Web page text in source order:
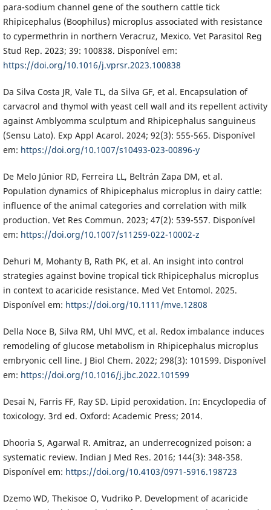
para-sodium channel gene of the southern cattle tick
Rhipicephalus (Boophilus) microplus associated with resistance
to cypermethrin in northern Veracruz, Mexico. Vet Parasitol Reg
Stud Rep. 2023; 39: 100838. Disponível em:
https://doi.org/10.1016/j.vprsr.2023.100838
Da Silva Costa JR, Vale TL, da Silva GF, et al. Encapsulation of
carvacrol and thymol with yeast cell wall and its repellent activity
against Amblyomma sculptum and Rhipicephalus sanguineus
(Sensu Lato). Exp Appl Acarol. 2024; 92(3): 555-565. Disponível
em: https://doi.org/10.1007/s10493-023-00896-y
De Melo Júnior RD, Ferreira LL, Beltrán Zapa DM, et al.
Population dynamics of Rhipicephalus microplus in dairy cattle:
influence of the animal categories and correlation with milk
production. Vet Res Commun. 2023; 47(2): 539-557. Disponível
em: https://doi.org/10.1007/s11259-022-10002-z
Dehuri M, Mohanty B, Rath PK, et al. An insight into control
strategies against bovine tropical tick Rhipicephalus microplus
in context to acaricide resistance. Med Vet Entomol. 2025.
Disponível em: https://doi.org/10.1111/mve.12808
Della Noce B, Silva RM, Uhl MVC, et al. Redox imbalance induces
remodeling of glucose metabolism in Rhipicephalus microplus
embryonic cell line. J Biol Chem. 2022; 298(3): 101599. Disponível
em: https://doi.org/10.1016/j.jbc.2022.101599
Desai N, Farris FF, Ray SD. Lipid peroxidation. In: Encyclopedia of
toxicology. 3rd ed. Oxford: Academic Press; 2014.
Dhooria S, Agarwal R. Amitraz, an underrecognized poison: a
systematic review. Indian J Med Res. 2016; 144(3): 348-358.
Disponível em: https://doi.org/10.4103/0971-5916.198723
Dzemo WD, Thekisoe O, Vudriko P. Development of acaricide